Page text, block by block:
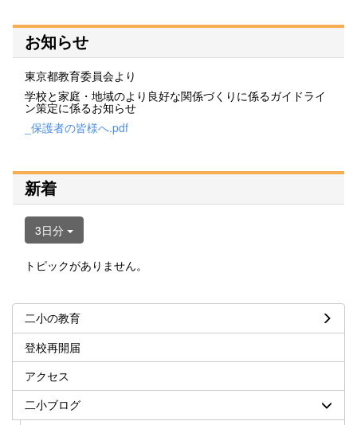
お知らせ
東京都教育委員会より
学校と家庭・地域のより良好な関係づくりに係るガイドライ
ン策定に係るお知らせ
_保護者の皆様へ.pdf
新着
3日分
トピックがありません。
二小の教育
登校再開届
アクセス
二小ブログ